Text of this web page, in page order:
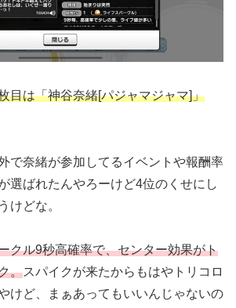
目は「神谷奈緒[パジャマジャマ]」
で奈緒が参加してるイベントや報酬率
選ばれたんやろーけど4位のくせにし
けどな。
クル9秒高確率で、センター効果がト
。スパイクが来たからもはやトリコロ
けど、まぁあってもいいんじゃないの